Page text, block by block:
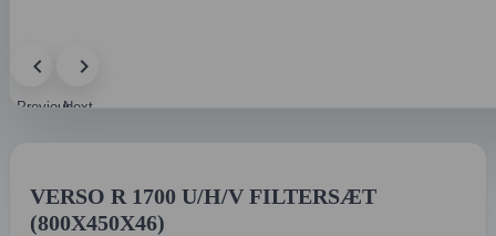
PreviousNext
VERSO R 1700 U/H/V FILTERSÆT
(800X450X46)